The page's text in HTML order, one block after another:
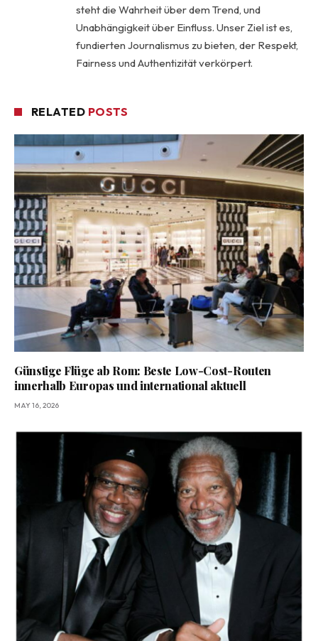
steht die Wahrheit über dem Trend, und
Unabhängigkeit über Einfluss. Unser Ziel ist es,
fundierten Journalismus zu bieten, der Respekt,
Fairness und Authentizität verkörpert.
RELATED POSTS
Günstige Flüge ab Rom: Beste Low-Cost-Routen
innerhalb Europas und international aktuell
MAY 16, 2026